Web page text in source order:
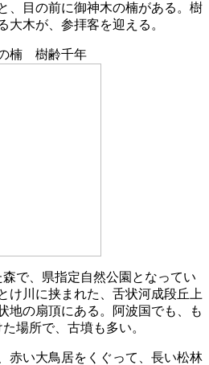
、目の前に御神木の楠がある。樹
大木が、参拝客を迎える。
楠 樹齢千年
で、県指定自然公園となってい
け川に挟まれた、舌状河成段丘上
地の扇頂にある。阿波国でも、も
場所で、古墳も多い。
赤い大鳥居をくぐって、長い松林